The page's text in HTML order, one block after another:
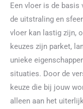
Een vloer is de
de uitstraling en
vloer kan lastig zijn,
keuzes zijn parket,
unieke
situaties. Door de
keuze die bij jouw
alleen aan het